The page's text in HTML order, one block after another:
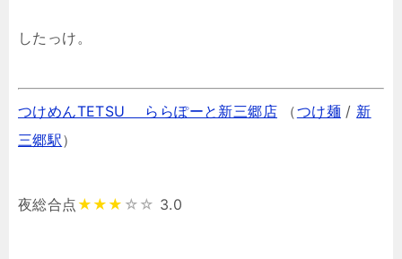
したっけ。
つけめんTETSU ららぽーと新三郷店 （つけ麺 / 新
三郷駅）
夜総合点 ★★★ ☆☆ 3.0